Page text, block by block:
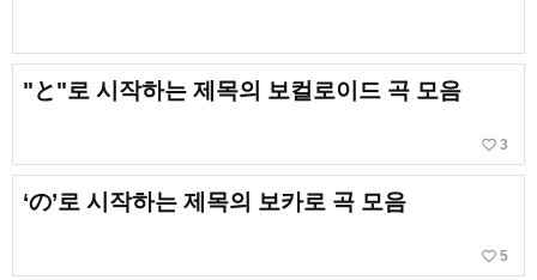
"と"로 시작하는 제목의 보컬로이드 곡 모음
favorite_border 3
‘の’로 시작하는 제목의 보카로 곡 모음
favorite_border 5